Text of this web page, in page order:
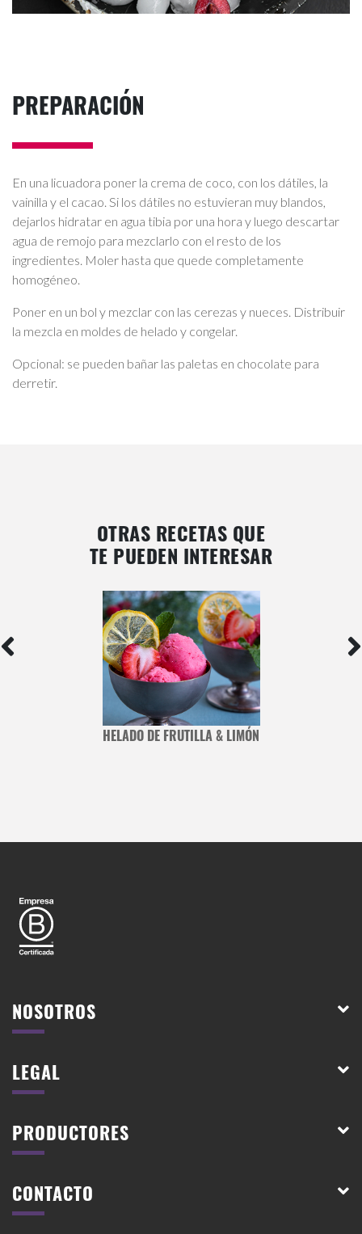
PREPARACIÓN
En una licuadora poner la crema de coco, con los dátiles, la
vainilla y el cacao. Si los dátiles no estuvieran muy blandos,
dejarlos hidratar en agua tibia por una hora y luego descartar
agua de remojo para mezclarlo con el resto de los
ingredientes. Moler hasta que quede completamente
homogéneo.
Poner en un bol y mezclar con las cerezas y nueces. Distribuir
la mezcla en moldes de helado y congelar.
Opcional: se pueden bañar las paletas en chocolate para
derretir.
OTRAS RECETAS QUE
TE PUEDEN INTERESAR
HELADO DE FRUTILLA & LIMÓN
NOSOTROS
LEGAL
PRODUCTORES
CONTACTO